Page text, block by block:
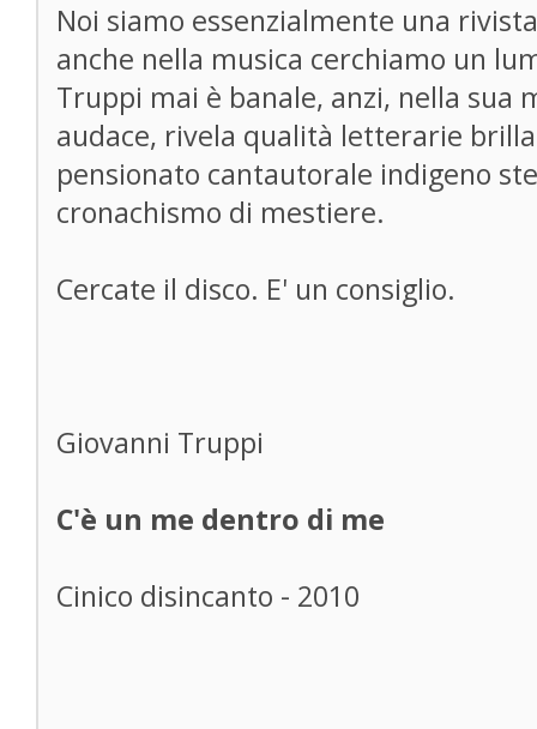
Noi siamo essenzialmente una
anche nella musica cerchiamo un
Truppi mai è banale, anzi, nella sua
audace, rivela qualità letterarie
pensionato cantautorale indigeno
cronachismo di mestiere.
Cercate il disco. E' un consiglio.
Giovanni Truppi
C'è un me dentro di me
Cinico disincanto - 2010